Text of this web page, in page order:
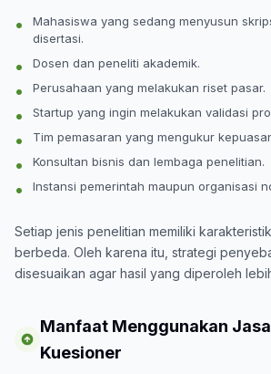
Mahasiswa yang sedang menyusun
disertasi.
Dosen dan peneliti akademik.
Perusahaan yang melakukan riset pasar.
Startup yang ingin melakukan validasi
Tim pemasaran yang mengukur
Konsultan bisnis dan lembaga penelitian.
Instansi pemerintah maupun organisasi
Setiap jenis penelitian memiliki
berbeda. Oleh karena itu, strategi
disesuaikan agar hasil yang diperoleh
Manfaat Menggunakan
Kuesioner